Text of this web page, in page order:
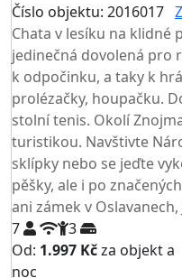
Číslo objektu: 2016017
Chata v lesíku na klidné
jedinečná dovolená pro
k odpočinku, a taky k
prolézačky, houpačku.
stolní tenis. Okolí
turistikou. Navštivte
sklípky nebo se jeďte
pěšky, ale i po
ani zámek v
7
3
Od: 1.997 Kčza objekt a
noc